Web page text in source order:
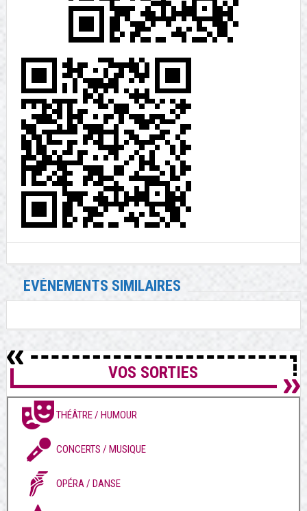
EVÉNEMENTS SIMILAIRES
VOS SORTIES
THÉÂTRE / HUMOUR
CONCERTS / MUSIQUE
OPÉRA / DANSE